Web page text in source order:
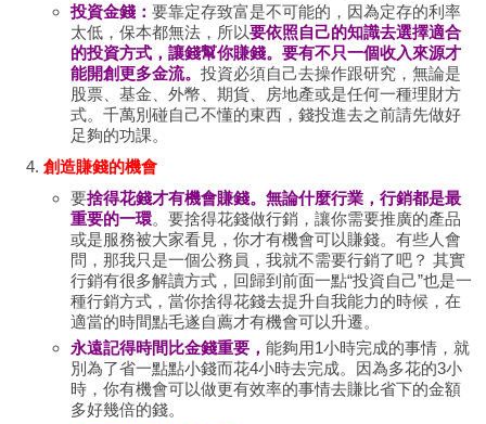
投資金錢： 要靠定存致富是不可能的，因為定存的利率
太低，保本都無法，所以要依照自己的知識去選擇適合
的投資方式，讓錢幫你賺錢。要有不只一個收入來源才
能開創更多金流。 投資必須自己去操作跟研究，無論是
股票、基金、外幣、期貨、房地產或是任何一種理財方
式。千萬別碰自己不懂的東西，錢投進去之前請先做好
足夠的功課。
創造賺錢的機會
要捨得花錢才有機會賺錢。無論什麼行業，行銷都是最
重要的一環。要捨得花錢做行銷，讓你需要推廣的產品
或是服務被大家看見，你才有機會可以賺錢。有些人會
問，那我只是一個公務員，我就不需要行銷了吧？ 其實
行銷有很多解讀方式，回歸到前面一點“投資自己”也是一
種行銷方式，當你捨得花錢去提升自我能力的時候，在
適當的時間點毛遂自薦才有機會可以升遷。
永遠記得時間比金錢重要， 能夠用1小時完成的事情，就
別為了省一點點小錢而花4小時去完成。因為多花的3小
時，你有機會可以做更有效率的事情去賺比省下的金額
多好幾倍的錢。